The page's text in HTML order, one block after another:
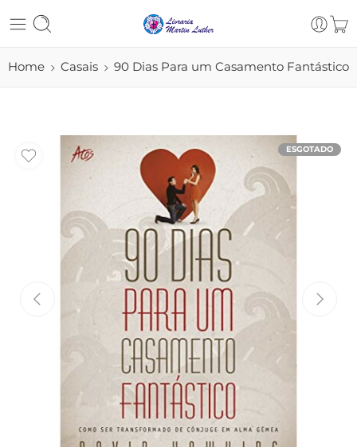
Home Casais 90 Dias Para um Casamento Fantástico
ESGOTADO